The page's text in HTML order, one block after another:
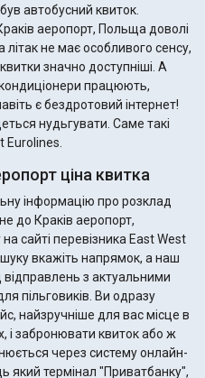
автобусний квиток.
аеропорт, Польща доволі
не має особливого сенсу,
значно доступніші. А
працюють,
є бездротовий інтернет!
нудьгувати. Саме такі
Eurolines.
ціна квитка
інформацію про розклад
до Краків аеропорт,
сайті перевізника East West
вкажіть напрямок, а наш
з актуальними
Ви одразу
найзручніше для вас місце в
і забронювати квиток або ж
через систему онлайн-
який термінал "Приватбанку",